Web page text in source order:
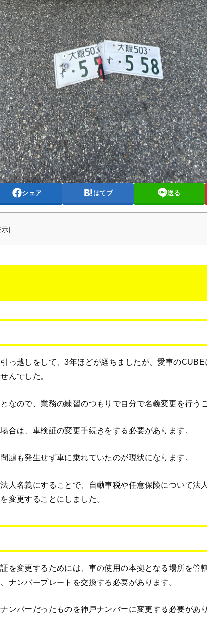
シェア はてブ 送る
示
っ越しをして、3年ほどが経ちましたが、愛車のCUBE
んでした。
なので、業務の練習のつもりで自分で名義変更を行う
合は、車検証の変更手続きをする必要があります。
題も発生せず車に乗れていたのが現状になります。
人名義にすることで、自動車税や任意保険について法
変更することにしました。
を変更するためには、車の使用の本拠となる場所を管
ナンバープレートを交換する必要があります。
ンバーだったものを神戸ナンバーに変更する必要があり